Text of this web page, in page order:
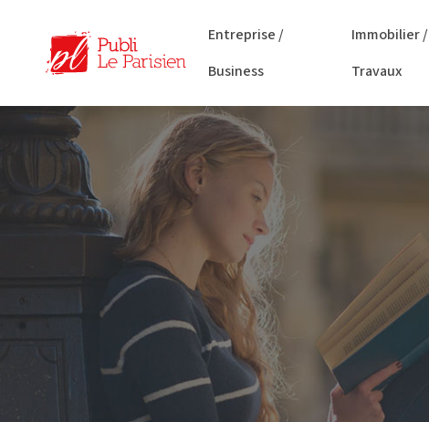
Entreprise /
Business
Immobilier /
Travaux